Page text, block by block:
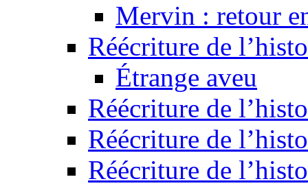
Mervin : retour
Réécriture de
Étrange aveu
Réécriture de
Réécriture de
Réécriture de